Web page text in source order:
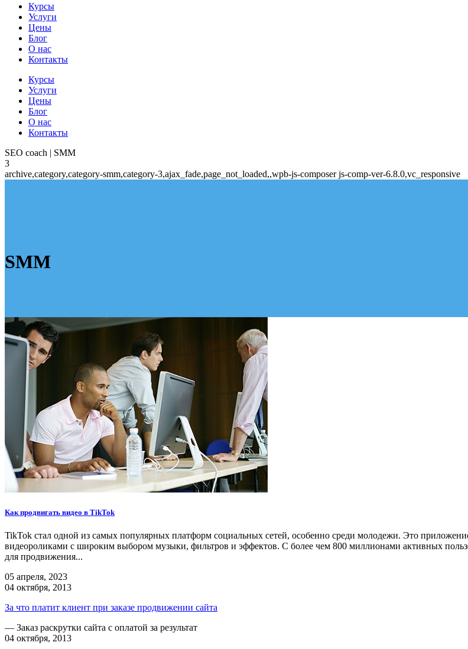
Курсы
Услуги
Цены
Блог
О нас
Контакты
Курсы
Услуги
Цены
Блог
О нас
Контакты
SEO coach | SMM
3
archive,category,category-smm,category-3,ajax_fade,page_not_loaded,,wpb-js-composer js-comp-ver-6.8.0,vc_responsive
SMM
Как продвигать видео в TikTok
TikTok стал одной из самых популярных платформ социальных сетей, особенно среди молодежи. Это
видеороликами с широким выбором музыки, фильтров и эффектов. С более чем 800 миллионами активных
для продвижения...
05 апреля, 2023
04 октября, 2013
За что платит клиент при заказе продвижении сайта
— Заказ раскрутки сайта с оплатой за результат
04 октября, 2013